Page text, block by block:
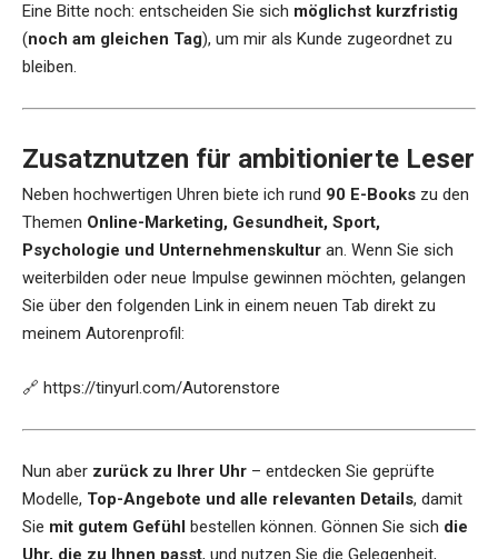
Eine Bitte noch: entscheiden Sie sich möglichst kurzfristig
(noch am gleichen Tag), um mir als Kunde zugeordnet zu
bleiben.
Zusatznutzen für ambitionierte Leser
Neben hochwertigen Uhren biete ich rund 90 E-Books zu den
Themen Online-Marketing, Gesundheit, Sport,
Psychologie und Unternehmenskultur an. Wenn Sie sich
weiterbilden oder neue Impulse gewinnen möchten, gelangen
Sie über den folgenden Link in einem neuen Tab direkt zu
meinem Autorenprofil:
🔗 https://tinyurl.com/Autorenstore
Nun aber zurück zu Ihrer Uhr – entdecken Sie geprüfte
Modelle, Top-Angebote und alle relevanten Details, damit
Sie mit gutem Gefühl bestellen können. Gönnen Sie sich die
Uhr, die zu Ihnen passt, und nutzen Sie die Gelegenheit,